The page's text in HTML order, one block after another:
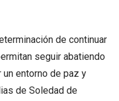
de continuar
seguir abatiendo
entorno de paz y
de Soledad de